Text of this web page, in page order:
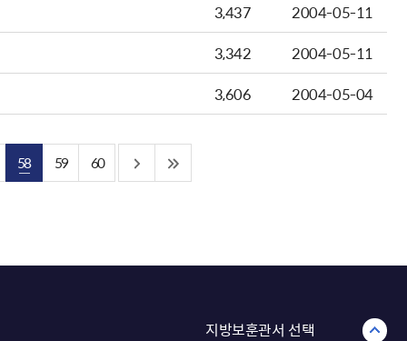
3,437
2004-05-11
3,342
2004-05-11
3,606
2004-05-04
58 59 60
지방보훈관서 선택